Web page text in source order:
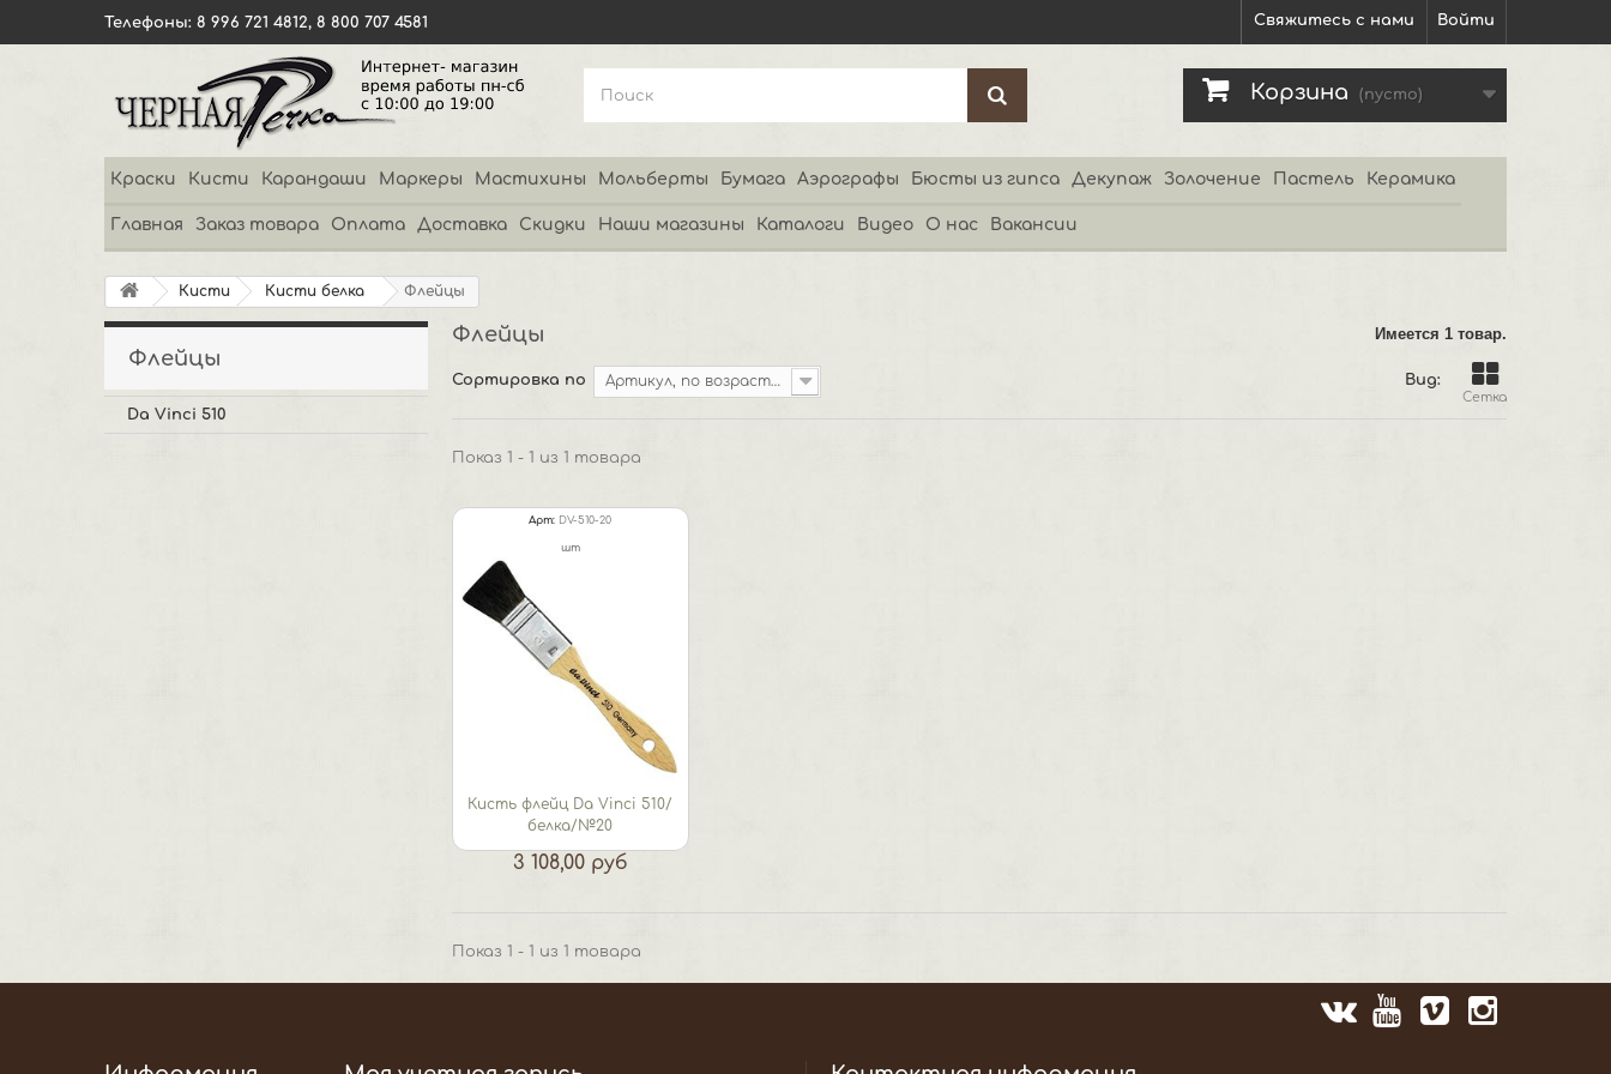
Войти
Свяжитесь с нами
Телефоны: 8 996 721 4812, 8 800 707 4581
Корзина (пусто)
Краски Кисти Карандаши Маркеры Мастихины Мольберты Бумага Аэрографы Бюсты из гипса Декупаж Золочение Пастель Керамика
Главная Заказ товара Оплата Доставка Скидки Наши магазины Каталоги Видео О нас Вакансии
Кисти Кисти белка Флейцы
Флейцы
Da Vinci 510
Флейцы Имеется 1 товар.
Вид:
Сетка
Сортировка по Артикул, по возрастанию
Показ 1 - 1 из 1 товара
Арт: DV-510-20
шт
Кисть флейц Da Vinci 510/
белка/№20
3 108,00 руб
Показ 1 - 1 из 1 товара